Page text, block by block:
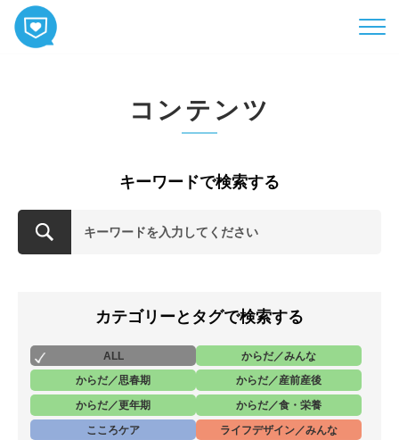
お知らせ
コンテンツ
キーワードで検索する
カテゴリーとタグで検索する
ALL
からだ／みんな
からだ／思春期
からだ／産前産後
からだ／更年期
からだ／食・栄養
こころケア
ライフデザイン／みんな